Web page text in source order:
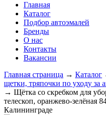
Главная
Каталог
Подбор автоэмалей
Бренды
О нас
Контакты
Вакансии
Главная страница → Каталог
щетки, тряпочки по уходу за
→ Щётка со скребком для
телескоп, оранжево-зелёная
Калининграде